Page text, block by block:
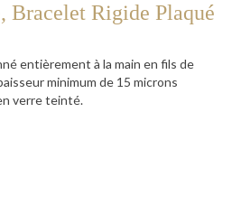
Bracelet Rigide Plaqué
entièrement à la main en fils de
minimum de 15 microns
verre teinté.